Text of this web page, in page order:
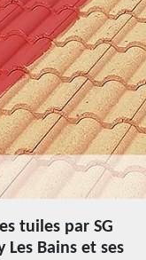
tuiles par SG
Bains et ses